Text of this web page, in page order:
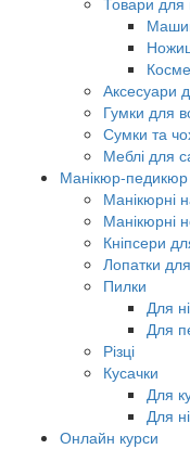
Аксесуари
Гумки для
Сумки та
Меблі для
Манікюр-педикюр
Манікюрні
Манікюрні
Кніпсери
Лопатки
Пилки
Для
Для
Різці
Кусачки
Для
Для
Онлайн курси